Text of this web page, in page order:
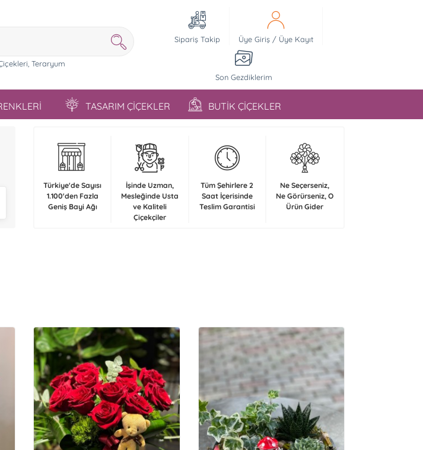
Teraryum
Sipariş Takip Üye Giriş/ Üye Kayıt
Son Gezdiklerim
TASARIM ÇİÇEKLER BUTİK ÇİÇEKLER
Türkiye'de Sayısı
1.100'den Fazla
Geniş Bayi Ağı
İşinde Uzman,
Mesleğinde Usta
ve Kaliteli
Çiçekçiler
Tüm Şehirlere 2
Saat İçerisinde
Teslim Garantisi
Ne Seçerseniz,
Ne Görürseniz, O
Ürün Gider